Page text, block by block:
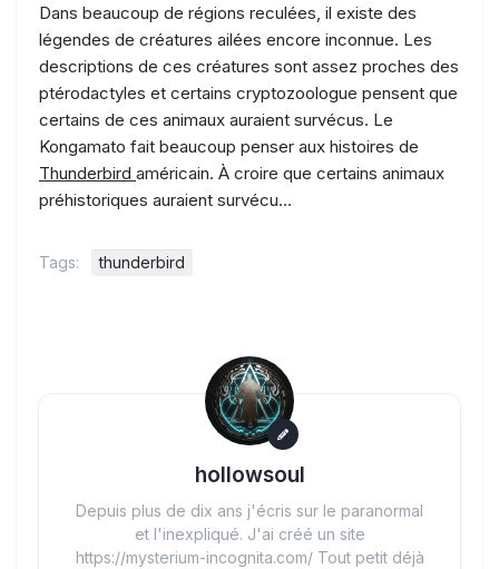
Dans beaucoup de régions reculées, il existe des
légendes de créatures ailées encore inconnue. Les
descriptions de ces créatures sont assez proches des
ptérodactyles et certains cryptozoologue pensent que
certains de ces animaux auraient survécus. Le
Kongamato fait beaucoup penser aux histoires de
Thunderbird américain. À croire que certains animaux
préhistoriques auraient survécu…
Tags: thunderbird
hollowsoul
Depuis plus de dix ans j'écris sur le paranormal
et l'inexpliqué. J'ai créé un site
https://mysterium-incognita.com/ Tout petit déjà